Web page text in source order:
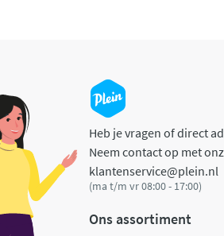
Heb je vragen of direct
Neem contact op met
klantenservice@plein.nl
(ma t/m vr 08:00 - 17:00)
Ons assortiment